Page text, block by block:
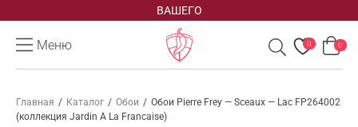
ВАШЕГО
Меню 0 0
Главная / Каталог / Обои / Обои Pierre Frey — Sceaux — Lac FP264002
(коллекция Jardin A La Francaise)